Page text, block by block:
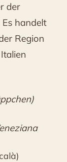
der
handelt
Region